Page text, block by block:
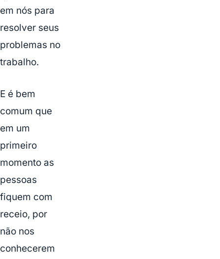
em nós para
resolver seus
problemas no
trabalho.
E é bem
comum que
em um
primeiro
momento as
pessoas
fiquem com
receio, por
não nos
conhecerem